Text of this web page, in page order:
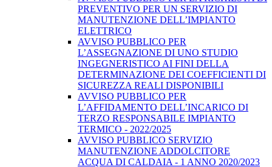
PREVENTIVO PER UN SERVIZIO DI
MANUTENZIONE DELL’IMPIANTO
ELETTRICO
AVVISO PUBBLICO PER
L’ASSEGNAZIONE DI UNO STUDIO
INGEGNERISTICO AI FINI DELLA
DETERMINAZIONE DEI COEFFICIENTI DI
SICUREZZA REALI DISPONIBILI
AVVISO PUBBLICO PER
L’AFFIDAMENTO DELL’INCARICO DI
TERZO RESPONSABILE IMPIANTO
TERMICO - 2022/2025
AVVISO PUBBLICO SERVIZIO
MANUTENZIONE ADDOLCITORE
ACQUA DI CALDAIA - 1 ANNO 2020/2023